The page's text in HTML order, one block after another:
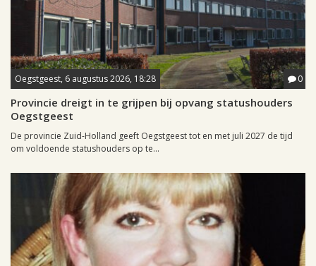
Oegstgeest, 6 augustus 2026, 18:28 0
Provincie dreigt in te grijpen bij opvang statushouders
Oegstgeest
De provincie Zuid-Holland geeft Oegstgeest tot en met juli 2027 de tijd
om voldoende statushouders op te...